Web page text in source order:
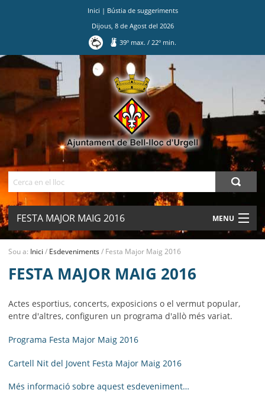
Inici | Bústia de suggeriments
Dijous, 8de Agostdel 2026
39º max./ 22º min.
FESTA MAJOR MAIG 2016 MENU
MUNICIPI
BELL-LLOC SOLUCIONA
Sou a: Inici / Esdeveniments/ Festa Major Maig 2016
FESTA MAJOR MAIG 2016
Actes esportius, concerts, exposicions o el vermut popular,
entre d'altres, configuren un programa d'allò més variat.
Programa Festa Major Maig 2016
Cartell Nit del Jovent Festa Major Maig 2016
Més informació sobre aquest esdeveniment…